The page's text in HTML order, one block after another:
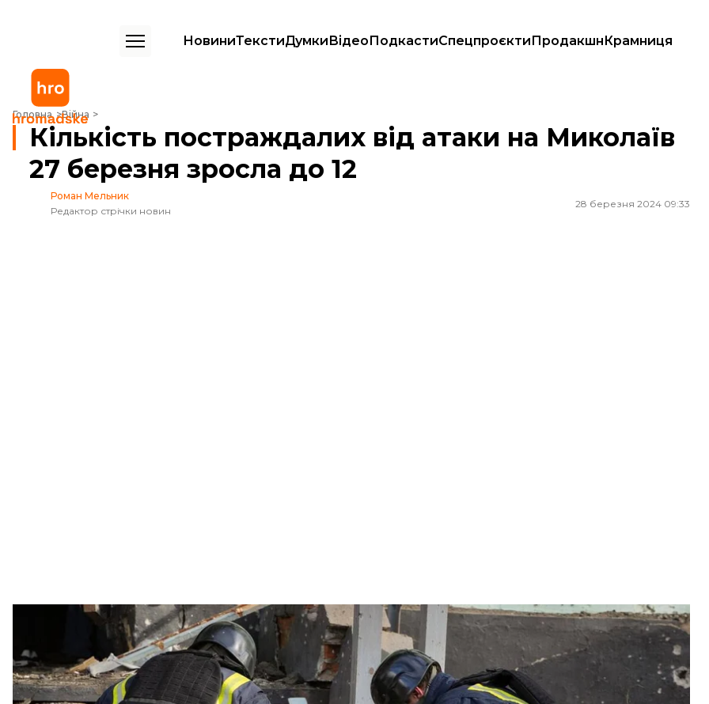
НовиниТекстиДумкиВідеоПодкастиСпецпроєктиПродакшнКрамниця
Головна Війна
Кількість постраждалих від атаки на Миколаїв 27 березня зросла до 12
Кількість постраждалих від атаки на Миколаїв
27 березня зросла до 12
Роман Мельник
Редактор стрічки новин
28 березня 2024 09:33
Рятувальники ліквідовують наслідки ракетного удару по Миколаєву 27 березня
Telegram / ДСНС України
Унаслідок російського ракетного удару по Миколаєву 27 березня постраждали 12 людей. Імовірно,
ворог вдарив балістичною ракетою «Іскандер—М».
Про цеповідомивочільник Миколаївської ОВА Віталій Кім.